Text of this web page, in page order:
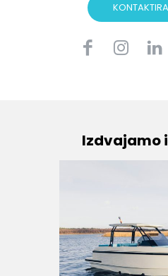
Izdvajamo